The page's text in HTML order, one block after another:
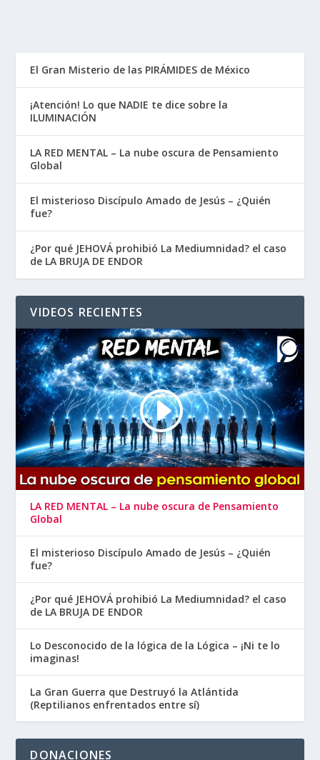
El Gran Misterio de las PIRÁMIDES de México
¡Atención! Lo que NADIE te dice sobre la
ILUMINACIÓN
LA RED MENTAL – La nube oscura de Pensamiento
Global
El misterioso Discípulo Amado de Jesús – ¿Quién
fue?
¿Por qué JEHOVÁ prohibió La Mediumnidad? el caso
de LA BRUJA DE ENDOR
VIDEOS RECIENTES
LA RED MENTAL – La nube oscura de Pensamiento
Global
El misterioso Discípulo Amado de Jesús – ¿Quién
fue?
¿Por qué JEHOVÁ prohibió La Mediumnidad? el caso
de LA BRUJA DE ENDOR
Lo Desconocido de la lógica de la Lógica – ¡Ni te lo
imaginas!
La Gran Guerra que Destruyó la Atlántida
(Reptilianos enfrentados entre sí)
DONACIONES